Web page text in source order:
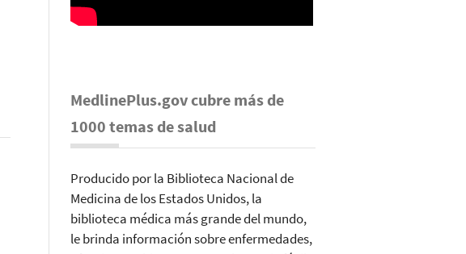
MedlinePlus.gov cubre más de
1000 temas de salud
Producido por la Biblioteca Nacional de
Medicina de los Estados Unidos, la
biblioteca médica más grande del mundo,
le brinda información sobre enfermedades,